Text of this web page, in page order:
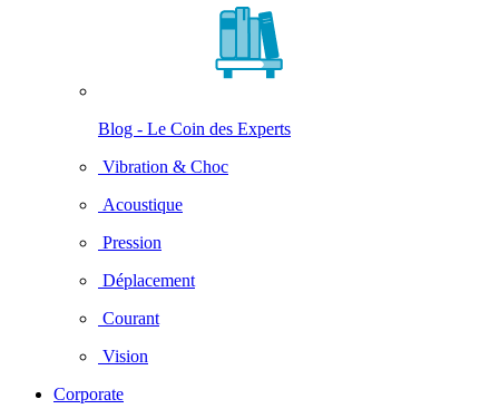
Blog - Le Coin des Experts
Vibration & Choc
Acoustique
Pression
Déplacement
Courant
Vision
Corporate